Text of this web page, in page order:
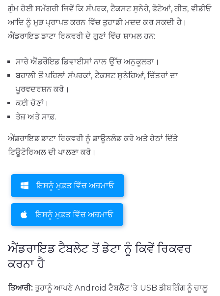
ਗੁੰਮ ਹੋਈ ਸਮੱਗਰੀ ਜਿਵੇਂ ਕਿ ਸੰਪਰਕ, ਟੈਕਸਟ ਸੁਨੇਹੇ, ਫੋਟੋਆਂ, ਗੀਤ, ਵੀਡੀਓ
ਆਦਿ ਨੂੰ ਮੁੜ ਪ੍ਰਾਪਤ ਕਰਨ ਵਿੱਚ ਤੁਹਾਡੀ ਮਦਦ ਕਰ ਸਕਦੀ ਹੈ।
ਐਂਡਰਾਇਡ ਡਾਟਾ ਰਿਕਵਰੀ ਦੇ ਗੁਣਾਂ ਵਿੱਚ ਸ਼ਾਮਲ ਹਨ:
ਸਾਰੇ ਐਂਡਰੌਇਡ ਡਿਵਾਈਸਾਂ ਨਾਲ ਉੱਚ ਅਨੁਕੂਲਤਾ।
ਬਹਾਲੀ ਤੋਂ ਪਹਿਲਾਂ ਸੰਪਰਕਾਂ, ਟੈਕਸਟ ਸੁਨੇਹਿਆਂ, ਚਿੱਤਰਾਂ ਦਾ
ਪੂਰਵਦਰਸ਼ਨ ਕਰੋ।
ਕਈ ਚੋਣਾਂ।
ਤੇਜ਼ ਅਤੇ ਸਾਫ਼.
ਐਂਡਰਾਇਡ ਡਾਟਾ ਰਿਕਵਰੀ ਨੂੰ ਡਾਊਨਲੋਡ ਕਰੋ ਅਤੇ ਹੇਠਾਂ ਦਿੱਤੇ
ਟਿਊਟੋਰਿਅਲ ਦੀ ਪਾਲਣਾ ਕਰੋ।
ਇਸਨੂੰ ਮੁਫ਼ਤ ਵਿੱਚ ਅਜ਼ਮਾਓ
ਇਸਨੂੰ ਮੁਫ਼ਤ ਵਿੱਚ ਅਜ਼ਮਾਓ
ਐਂਡਰਾਇਡ ਟੈਬਲੇਟ ਤੋਂ ਡੇਟਾ ਨੂੰ ਕਿਵੇਂ ਰਿਕਵਰ
ਕਰਨਾ ਹੈ
ਤਿਆਰੀ:ਤੁਹਾਨੂੰ ਆਪਣੇ Android ਟੈਬਲੈੱਟ 'ਤੇ USB ਡੀਬਗਿੰਗ ਨੂੰ ਚਾਲੂ